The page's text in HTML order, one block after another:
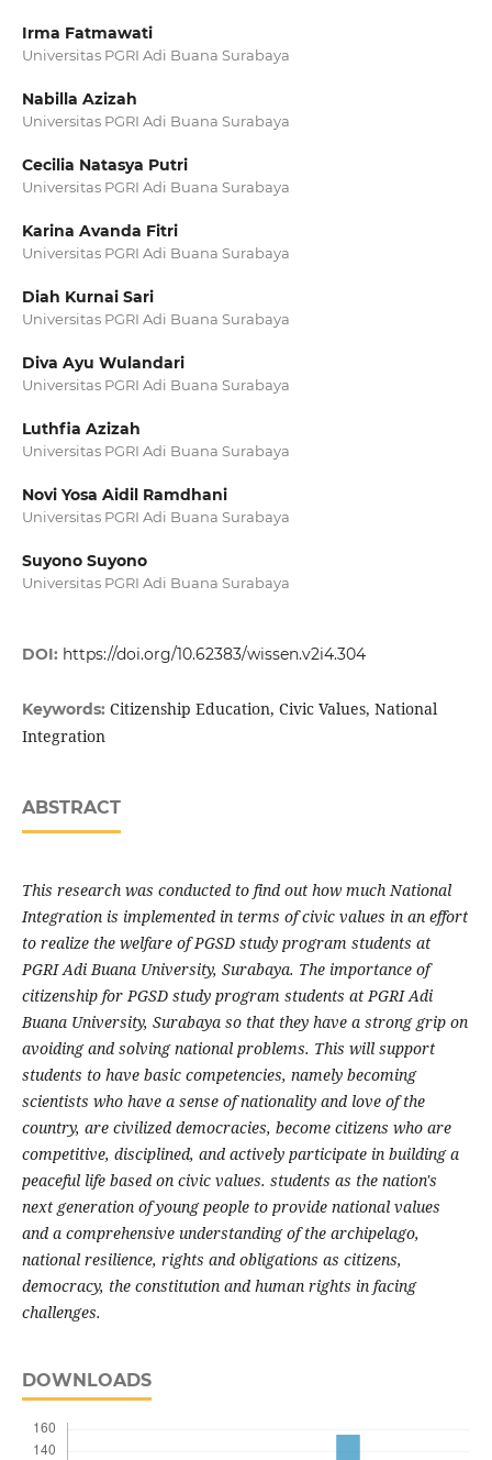
Irma Fatmawati
Universitas PGRI Adi Buana Surabaya
Nabilla Azizah
Universitas PGRI Adi Buana Surabaya
Cecilia Natasya Putri
Universitas PGRI Adi Buana Surabaya
Karina Avanda Fitri
Universitas PGRI Adi Buana Surabaya
Diah Kurnai Sari
Universitas PGRI Adi Buana Surabaya
Diva Ayu Wulandari
Universitas PGRI Adi Buana Surabaya
Luthfia Azizah
Universitas PGRI Adi Buana Surabaya
Novi Yosa Aidil Ramdhani
Universitas PGRI Adi Buana Surabaya
Suyono Suyono
Universitas PGRI Adi Buana Surabaya
DOI: https://doi.org/10.62383/wissen.v2i4.304
Keywords: Citizenship Education, Civic Values, National
Integration
ABSTRACT
This research was conducted to find out how much National
Integration is implemented in terms of civic values in an effort
to realize the welfare of PGSD study program students at
PGRI Adi Buana University, Surabaya. The importance of
citizenship for PGSD study program students at PGRI Adi
Buana University, Surabaya so that they have a strong grip on
avoiding and solving national problems. This will support
students to have basic competencies, namely becoming
scientists who have a sense of nationality and love of the
country, are civilized democracies, become citizens who are
competitive, disciplined, and actively participate in building a
peaceful life based on civic values. students as the nation's
next generation of young people to provide national values
and a comprehensive understanding of the archipelago,
national resilience, rights and obligations as citizens,
democracy, the constitution and human rights in facing
challenges.
DOWNLOADS